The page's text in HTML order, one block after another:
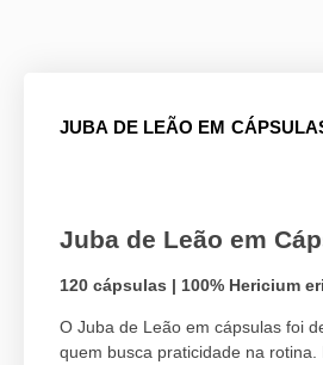
JUBA DE LEÃO EM
Juba de Leão em
120 cápsulas | 100% Hericium
O Juba de Leão em cápsulas foi
quem busca praticidade na